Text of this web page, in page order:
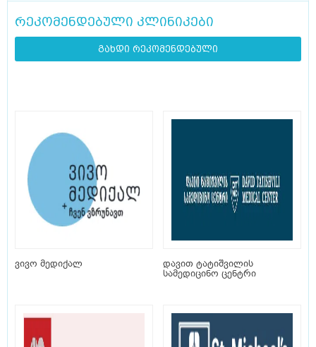
რეკომენდებული კლინიკები
გახდი რეკომენდებული
ვივო მედიქალ
დავით ტატიშვილის
სამედიცინო ცენტრი